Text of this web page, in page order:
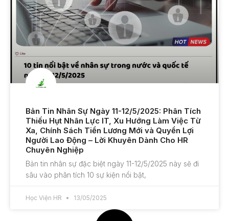
Bản Tin Nhân Sự Ngày 11-12/5/2025: Phân Tích
Thiếu Hụt Nhân Lực IT, Xu Hướng Làm Việc Từ
Xa, Chính Sách Tiền Lương Mới và Quyền Lợi
Người Lao Động – Lời Khuyên Dành Cho HR
Chuyên Nghiệp
Bản tin nhân sự đặc biệt ngày 11-12/5/2025 này sẽ đi
sâu vào phân tích 10 sự kiện nổi bật,
Học Viện HR 13/05/2025